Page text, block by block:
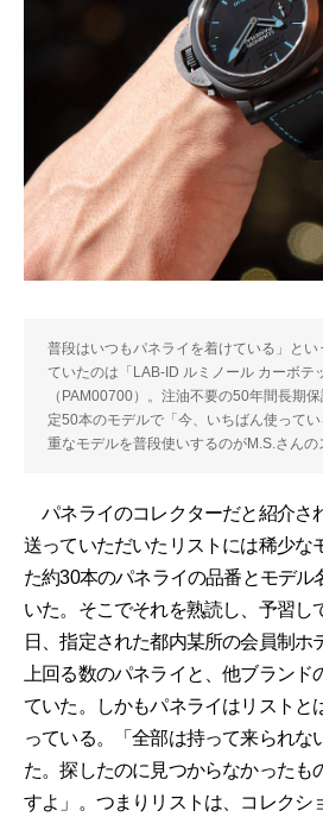
普段はいつもパネライを着けている」と
ていたのは「LAB-ID ルミノール カーボテ
（PAM00700）。注油不要の50年間長期
定50本のモデルで「今、いちばん使って
重なモデルを普段使いするのがM.S.さんの
パネライのコレクターだと紹介さ
送っていただいたリストには稀少な
た約30本のパネライの品番とモデル
いた。そこでそれを熟読し、予習し
日、指定された都内某所の会員制ホ
上回る数のパネライと、他ブラン
ていた。しかもパネライはリストと
っている。「全部は持って来られな
た。探したのに見つからなかったも
すよ」。つまりリストは、コレクシ